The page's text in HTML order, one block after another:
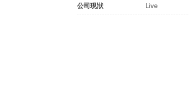
公司現狀 Live